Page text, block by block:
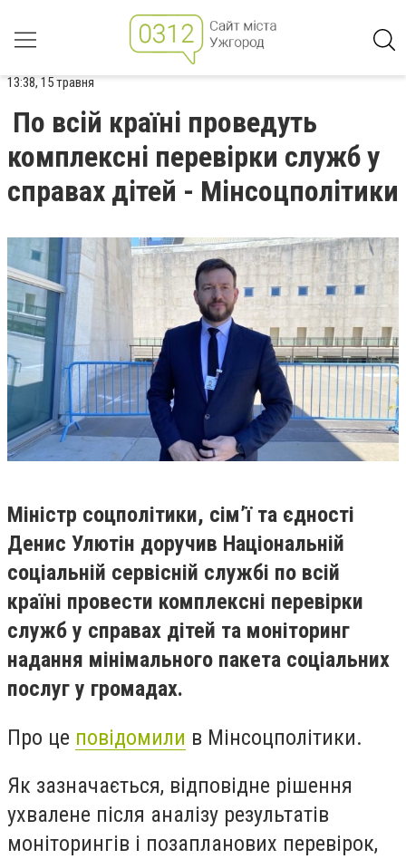
13:38, 15 травня
По всій країні проведуть
комплексні перевірки служб у
справах дітей - Мінсоцполітики
Міністр соцполітики, сім’ї та єдності
Денис Улютін доручив Національній
соціальній сервісній службі по всій
країні провести комплексні перевірки
служб у справах дітей та моніторинг
надання мінімального пакета соціальних
послуг у громадах.
Про це повідомили в Мінсоцполітики.
Як зазначається, відповідне рішення
ухвалене після аналізу результатів
моніторингів і позапланових перевірок,